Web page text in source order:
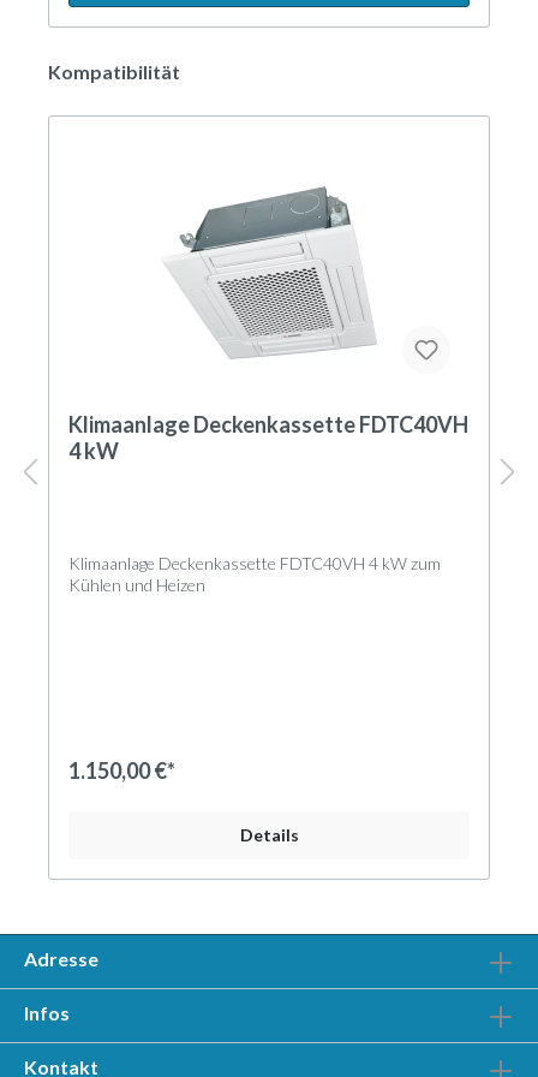
folgende Funktionen und Anzeigen:
Einstellung Temperatur-Sollwert (18-30 °C)
Ventilatorbetrieb, Heizen, Automatik)
Luftaustrittswinkels (AUTO SWING)
Position der Luftleitlamellen wählen und fixieren
Eingabe der aktuellen Uhrzeit
Programmierung der Ein- und Ausschaltzeit des
Timers
Wochentimer
Filtersignal und Filter-Reset o Störungsanzeige
High-Power und Eco-Mode
Kindersicherung/Tastensperre
Kompatibilität
Klimaanlage Deckenkassette FDTC40VH
4 kW
Klimaanlage Deckenkassette FDTC40VH 4 kW zum
Kühlen und Heizen
Kühlen und Heizen. Die Innengeräte sind anschluss-
und betriebsbereit und für den Deckeneinbau geeignet.
stufiger DC-Radialventilator mit Überhitzungsschutz
Standardpaneels. Bei Verwendung des optionalen
Komfortpaneels stehen 4 zusätzliche Luftleitlamellen
konditionierte Luft vorbereitet. Das Kondensat wird
über die integrierte Kondensatpumpe abgeführt.
1.150,00 €*
Details
Adresse
Infos
Kontakt